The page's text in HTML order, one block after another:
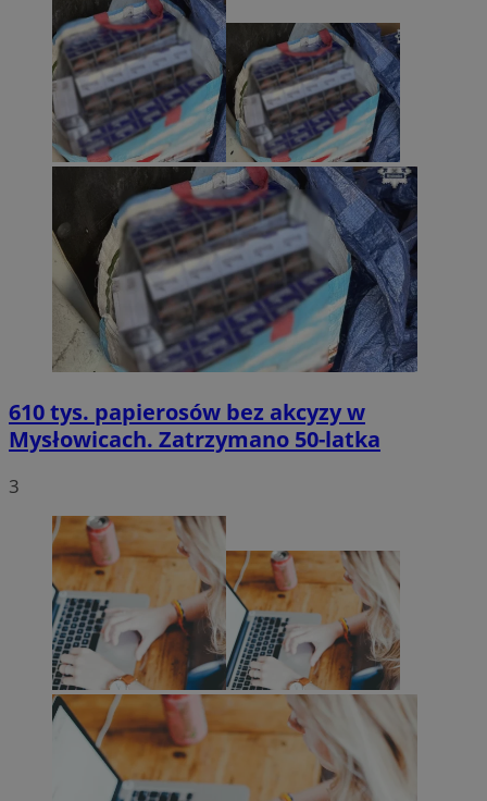
610 tys. papierosów bez akcyzy w
Mysłowicach. Zatrzymano 50-latka
3